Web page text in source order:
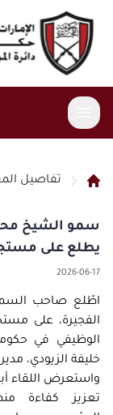
نبذة عامة
الاستراتيجية
الهيكل التنظيمي
الخدمات
خدمات موظفي
التدريب والتطوير
الابتكار
المشاركة الرقمية
الاستبيانات
تواصل مع المدير
الاقتراحات
التقارير والبيانات
مؤشرات الموارد
إحصاءات التوطين
بيانات الشركاء
التشريعات والأنظمة
قانون الموارد
التعاميم
المركز الإعلامي
تفاصيل
سمو الشيخ
يطلع على
2026-06-17
اطّلع صاحب
الفجيرة، على
الوظيفي في
خليفة الزيودي،
واستعرض اللقاء
تعزيز كفاءة